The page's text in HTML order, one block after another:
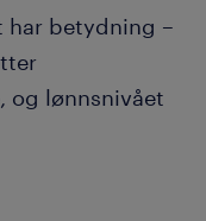
har betydning –
og lønnsnivået